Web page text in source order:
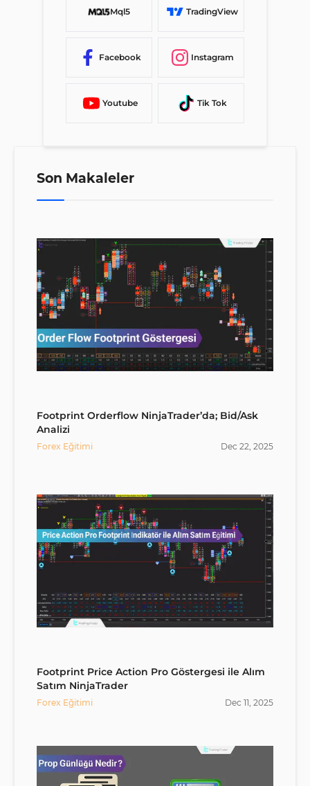
Mql5 TradingView
Facebook Instagram
Youtube Tik Tok
Son Makaleler
Footprint Orderflow NinjaTrader’da; Bid/Ask
Analizi
Forex Eğitimi Dec 22, 2025
Footprint Price Action Pro Göstergesi ile Alım
Satım NinjaTrader
Forex Eğitimi Dec 11, 2025